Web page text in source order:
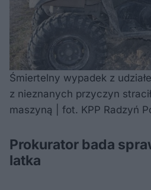
Śmiertelny wypadek z
z nieznanych przyczyn
maszyną | fot. KPP Radzyń
Prokurator bada
latka